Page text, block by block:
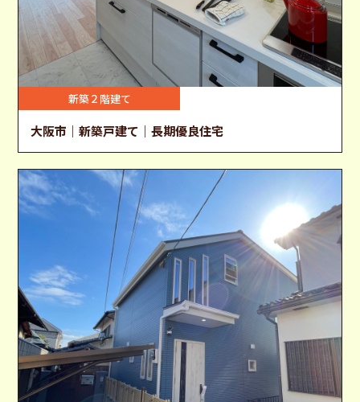
新築２階建て
大阪市｜新築戸建て｜長期優良住宅